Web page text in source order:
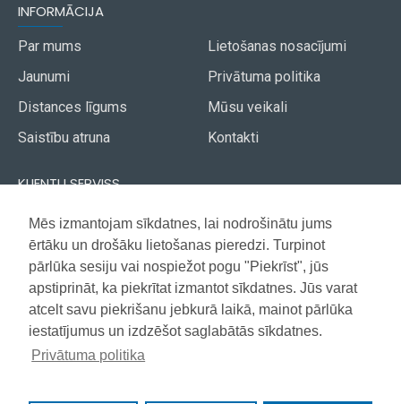
Mēs izmantojam sīkdatnes, lai nodrošinātu jums
ērtāku un drošāku lietošanas pieredzi. Turpinot
pārlūka sesiju vai nospiežot pogu "Piekrīst", jūs
apstiprināt, ka piekrītat izmantot sīkdatnes. Jūs varat
atcelt savu piekrišanu jebkurā laikā, mainot pārlūka
iestatījumus un izdzēšot saglabātās sīkdatnes.
Privātuma politika
INFORMĀCIJA
Par mums
Jaunumi
Distances līgums
Saistību atruna
Lietošanas nosacījumi
Privātuma politika
Mūsu veikali
Kontakti
KLIENTU SERVISS
Piegāde
Apmaksa
Garantija
Akcijas avīze
Vietnes karte
Copyright © 2021, Super Selection, Visas tiesības aizsargātas